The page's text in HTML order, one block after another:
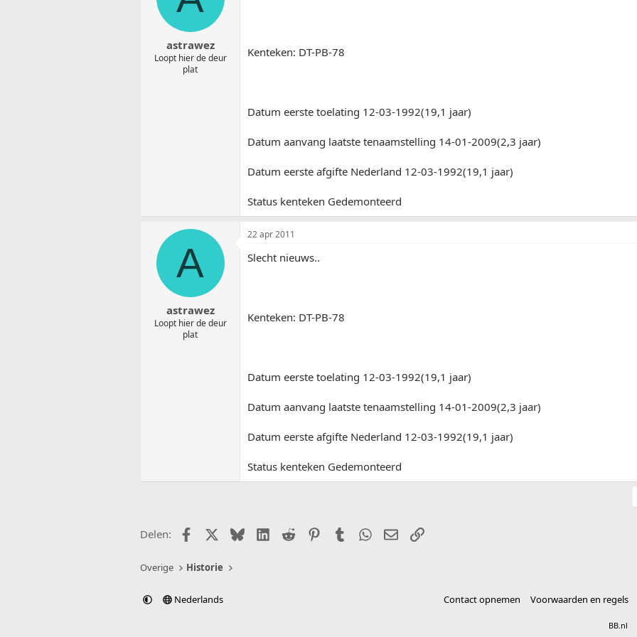
astrawez
Loopt hier de deur
plat
Kenteken: DT-PB-78
Datum eerste toelating 12-03-1992(19,1 jaar)
Datum aanvang laatste tenaamstelling 14-01-2009(2,3 jaar)
Datum eerste afgifte Nederland 12-03-1992(19,1 jaar)
Status kenteken Gedemonteerd
A
astrawez
Loopt hier de deur
plat
22 apr 2011
Slecht nieuws..
Kenteken: DT-PB-78
Datum eerste toelating 12-03-1992(19,1 jaar)
Datum aanvang laatste tenaamstelling 14-01-2009(2,3 jaar)
Datum eerste afgifte Nederland 12-03-1992(19,1 jaar)
Status kenteken Gedemonteerd
Delen: FacebookX (Twitter)
BlueskyLinkedIn
Reddit PinterestTumblr WhatsApp
E-mailLink
Overige Historie
Nederlands Contact opnemen Voorwaarden en regels
BB.nl